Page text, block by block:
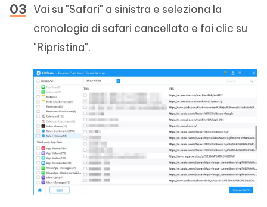
Vai su "Safari" a sinistra e seleziona la
cronologia di safari cancellata e fai clic su
"Ripristina".